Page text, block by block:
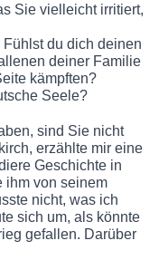
Sie vielleicht irritiert,
du dich deinen
deiner Familie
kämpften?
Seele?
sind Sie nicht
erzählte mir eine
Geschichte in
ihm von seinem
nicht, was ich
sich um, als könnte
gefallen. Darüber